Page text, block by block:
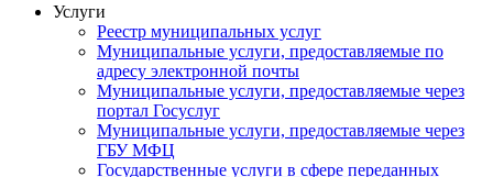
Услуги
Реестр муниципальных услуг
Муниципальные услуги, предоставляемые по
адресу электронной почты
Муниципальные услуги, предоставляемые через
портал Госуслуг
Муниципальные услуги, предоставляемые через
ГБУ МФЦ
Государственные услуги в сфере переданных